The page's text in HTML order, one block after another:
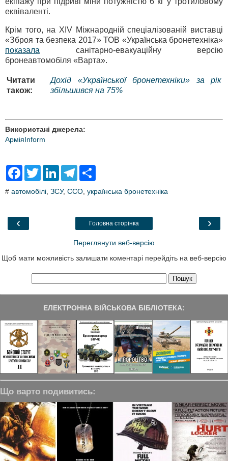
еквіваленті.
Крім того, на XIV Міжнародній спеціалізованій виставці
«Зброя та безпека 2017» ТОВ «Українська бронетехніка»
показала санітарно-евакуаційну версію
бронеавтомобіля «Варта».
Читати
також:
Дохід «Української бронетехніки» за рік
збільшився на 75%
Використані джерела:
АрміяInform
F
e
o
T
t
L
k
T
e
a
r
# автомобілі, ЗСУ, ССО, українська бронетехніка
‹ ›
Головна сторінка
Переглянути веб-версію
Щоб мати можливість залишати коментарі перейдіть на веб-версію
ЕЛЕКТРОННА ВІЙСЬКОВА БІБЛІОТЕКА:
Що варто подивитись: